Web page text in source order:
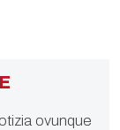
ovunque